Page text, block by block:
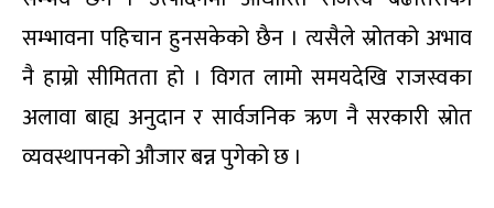
सम्भावना पहिचान हुनसकेको छैन । त्यसैले स्रोतको अभाव
नै हाम्रो सीमितता हो । विगत लामो समयदेखि राजस्वका
अलावा बाह्य अनुदान र सार्वजनिक ऋण नै सरकारी स्रोत
व्यवस्थापनको औजार बन्न पुगेको छ ।